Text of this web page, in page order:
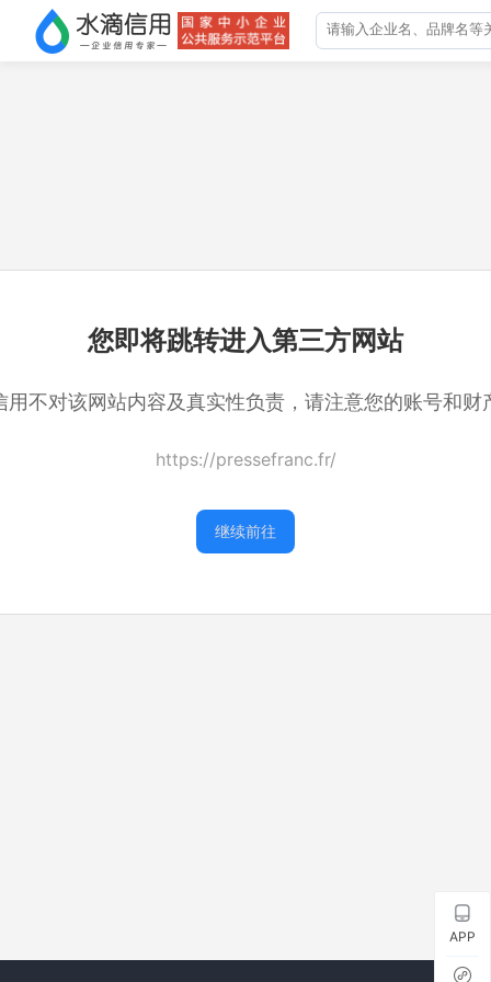
您即将跳转进入第三方网站
用不对该网站内容及真实性负责，请注意您的账号和财
https://pressefranc.fr/
继续前往
APP